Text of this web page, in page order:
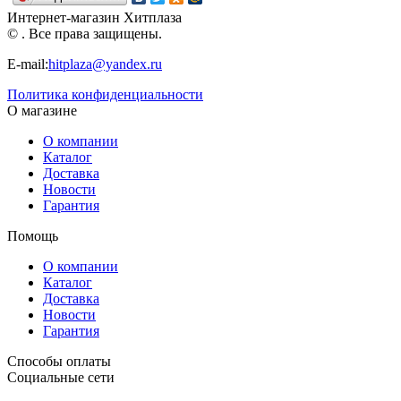
Интернет-магазин Хитплаза
© . Все права защищены.
E-mail:hitplaza@yandex.ru
Политика конфиденциальности
О магазине
О компании
Каталог
Доставка
Новости
Гарантия
Помощь
О компании
Каталог
Доставка
Новости
Гарантия
Способы оплаты
Социальные сети